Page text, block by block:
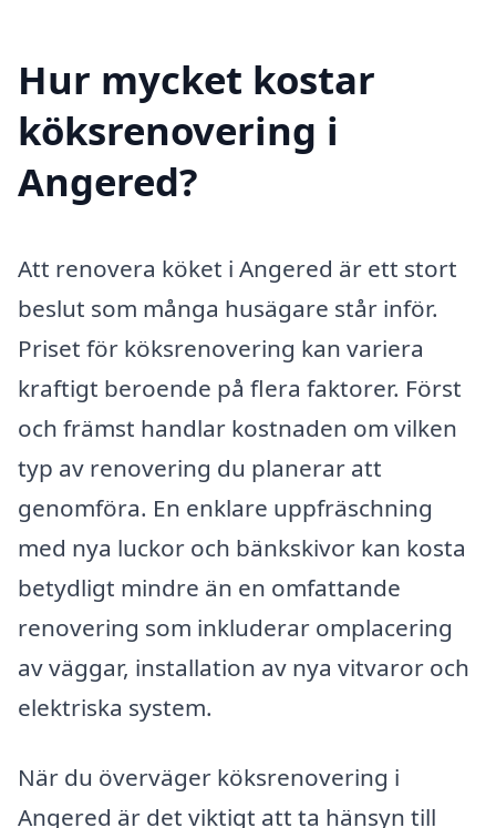
Hur mycket kostar
köksrenovering i
Angered?
Att renovera köket i Angered är ett stort
beslut som många husägare står inför.
Priset för köksrenovering kan variera
kraftigt beroende på flera faktorer. Först
och främst handlar kostnaden om vilken
typ av renovering du planerar att
genomföra. En enklare uppfräschning
med nya luckor och bänkskivor kan kosta
betydligt mindre än en omfattande
renovering som inkluderar omplacering
av väggar, installation av nya vitvaror och
elektriska system.
När du överväger köksrenovering i
Angered är det viktigt att ta hänsyn till